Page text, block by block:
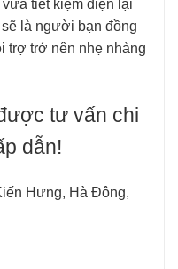
tiết kiệm điện lại
là người bạn đồng
trợ trở nên nhẹ nhàng
tư vấn chi
dẫn!
Hưng, Hà Đông,